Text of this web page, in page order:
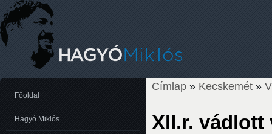
Címlap » Kecskemét »
XII.r. vádlott
Főoldal
Hagyó Miklós